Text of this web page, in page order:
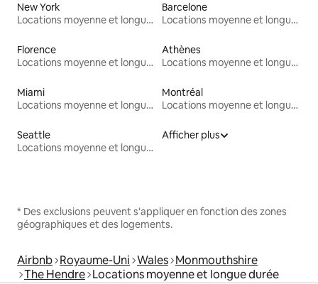
New York
Locations moyenne et longue durée
Barcelone
Locations moyenne et longue durée
Florence
Locations moyenne et longue durée
Athènes
Locations moyenne et longue durée
Miami
Locations moyenne et longue durée
Montréal
Locations moyenne et longue durée
Seattle
Locations moyenne et longue durée
Afficher plus
* Des exclusions peuvent s'appliquer en fonction des zones
géographiques et des logements.
Airbnb Royaume-Uni Wales Monmouthshire
The Hendre Locations moyenne et longue durée